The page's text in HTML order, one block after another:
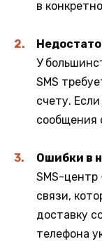
в
У
SMS
счету.
сообщения
Ошибки в
SMS-центр
связи,
доставку
телефона